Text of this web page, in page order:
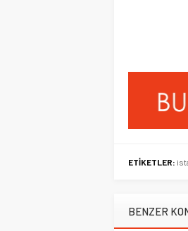
ETİKETLER:
BENZER